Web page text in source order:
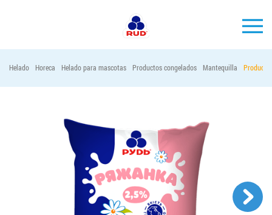
EMPRESA
Horeca
Contactos
Vacantes
Helado Horeca Helado para mascotas Productos congelados Mantequilla